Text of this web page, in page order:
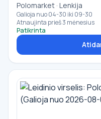
Polomarket · Lenkija
Galioja nuo 04-30 iki 09-30
Atnaujinta prieš 3 mėnesius
Patikrinta